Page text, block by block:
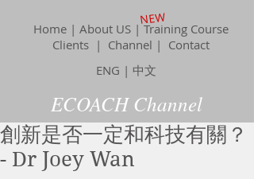
Home | About US | Training Course
Clients | Channel | Contact
ENG | 中文
NEW
ECOACH Channel
創新是否一定和科技有關？
- Dr Joey Wan